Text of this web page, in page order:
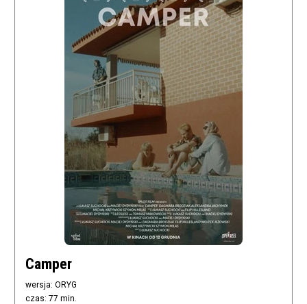
Camper
wersja: ORYG
czas: 77 min.